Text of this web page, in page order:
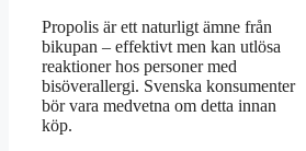
Propolis är ett naturligt ämne från
bikupan – effektivt men kan utlösa
reaktioner hos personer med
bisöverallergi. Svenska konsumenter
bör vara medvetna om detta innan
köp.